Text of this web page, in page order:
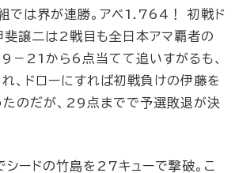
では界が連勝。アベ1.764！ 初戦ド
斐譲二は2戦目も全日本アマ覇者の
－21から6点当てて追いすがるも、
、ドローにすれば初戦負けの伊藤を
たのだが、29点までで予選敗退が決
ードの竹島を27キューで撃破。こ